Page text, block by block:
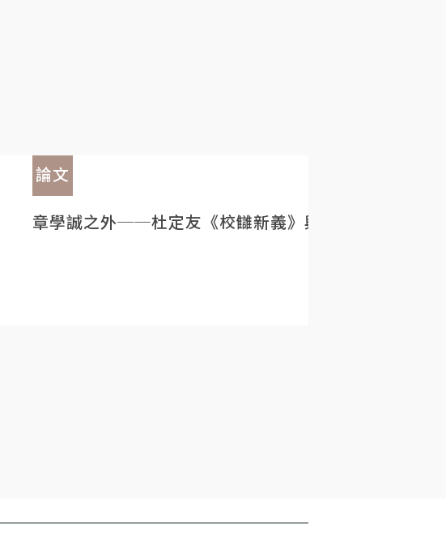
論文
章學誠之外──杜定友《校讎新義》與民初目錄學的重